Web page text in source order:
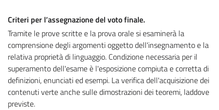
Criteri per l’assegnazione del voto finale.
Tramite le prove scritte e la prova orale si esaminerà la
comprensione degli argomenti oggetto dell'insegnamento e la
relativa proprietà di linguaggio. Condizione necessaria per il
superamento dell'esame è l'esposizione compiuta e corretta di
definizioni, enunciati ed esempi. La verifica dell'acquisizione dei
contenuti verte anche sulle dimostrazioni dei teoremi, laddove
previste.